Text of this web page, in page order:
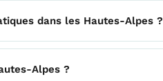
dans les Hautes-Alpes ?
Alpes ?